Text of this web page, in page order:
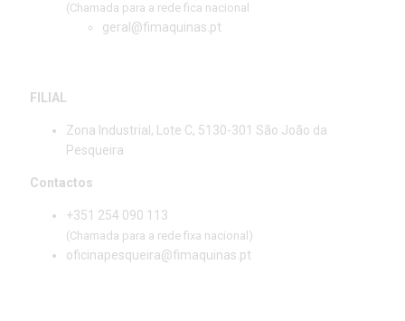
(Chamada para a rede fica nacional
geral@fimaquinas.pt
FILIAL
Zona Industrial, Lote C, 5130-301 São João da
Pesqueira
Contactos
+351 254 090 113
(Chamada para a rede fixa nacional)
oficinapesqueira@fimaquinas.pt